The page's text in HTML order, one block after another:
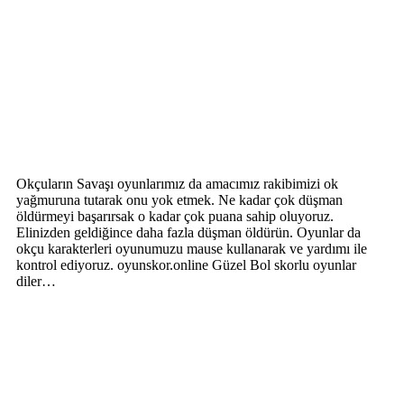
Okçuların Savaşı oyunlarımız da amacımız rakibimizi ok
yağmuruna tutarak onu yok etmek. Ne kadar çok düşman
öldürmeyi başarırsak o kadar çok puana sahip oluyoruz.
Elinizden geldiğince daha fazla düşman öldürün. Oyunlar da
okçu karakterleri oyunumuzu mause kullanarak ve yardımı ile
kontrol ediyoruz. oyunskor.online Güzel Bol skorlu oyunlar
diler…